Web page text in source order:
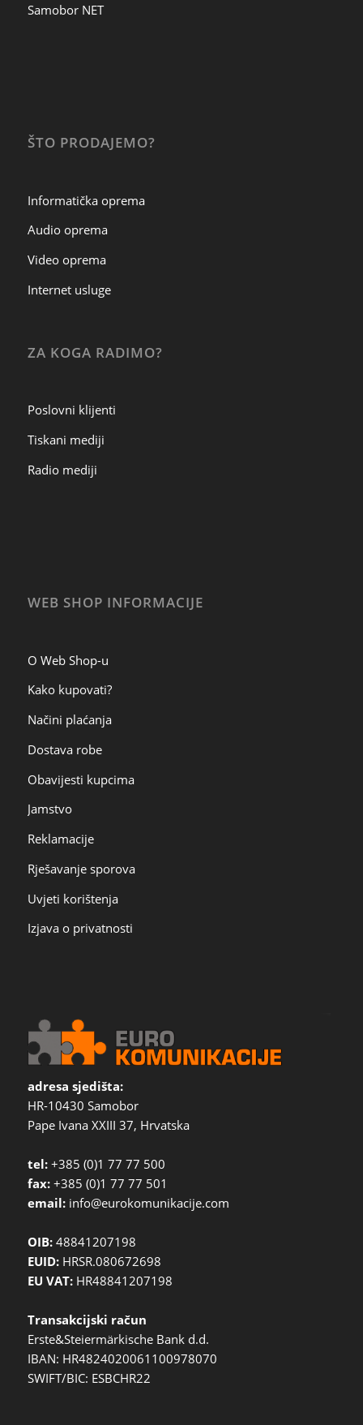
Samobor NET
ŠTO PRODAJEMO?
Informatička oprema
Audio oprema
Video oprema
Internet usluge
ZA KOGA RADIMO?
Poslovni klijenti
Tiskani mediji
Radio mediji
WEB SHOP INFORMACIJE
O Web Shop-u
Kako kupovati?
Načini plaćanja
Dostava robe
Obavijesti kupcima
Jamstvo
Reklamacije
Rješavanje sporova
Uvjeti korištenja
Izjava o privatnosti
adresa sjedišta:
HR-10430 Samobor
Pape Ivana XXIII 37, Hrvatska
tel:+385 (0)1 77 77 500
fax:+385 (0)1 77 77 501
email:info@eurokomunikacije.com
OIB:48841207198
EUID:HRSR.080672698
EU VAT:HR48841207198
Transakcijski račun
Erste&Steiermärkische Bank d.d.
IBAN: HR4824020061100978070
SWIFT/BIC: ESBCHR22